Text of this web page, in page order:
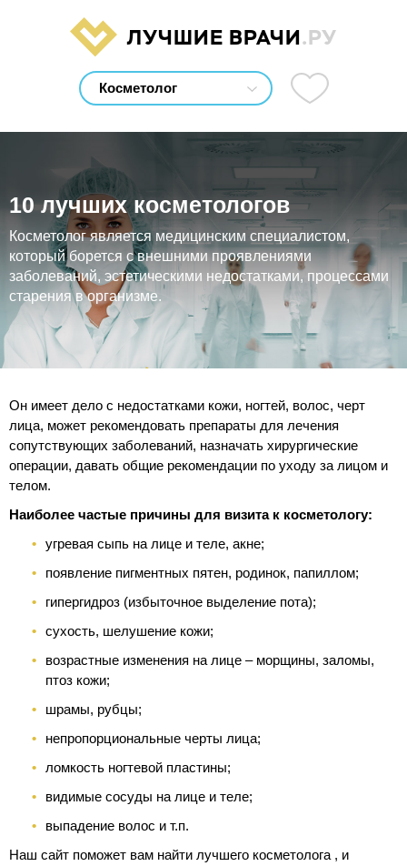
ЛУЧШИЕ ВРАЧИ.РУ
10 лучших косметологов
Косметолог является медицинским специалистом,
который борется с внешними проявлениями
заболеваний, эстетическими недостатками, процессами
старения в организме.
Он имеет дело с недостатками кожи, ногтей, волос, черт
лица, может рекомендовать препараты для лечения
сопутствующих заболеваний, назначать хирургические
операции, давать общие рекомендации по уходу за лицом и
телом.
Наиболее частые причины для визита к косметологу:
угревая сыпь на лице и теле, акне;
появление пигментных пятен, родинок, папиллом;
гипергидроз (избыточное выделение пота);
сухость, шелушение кожи;
возрастные изменения на лице – морщины, заломы,
птоз кожи;
шрамы, рубцы;
непропорциональные черты лица;
ломкость ногтевой пластины;
видимые сосуды на лице и теле;
выпадение волос и т.п.
Наш сайт поможет вам найти лучшего косметолога , и